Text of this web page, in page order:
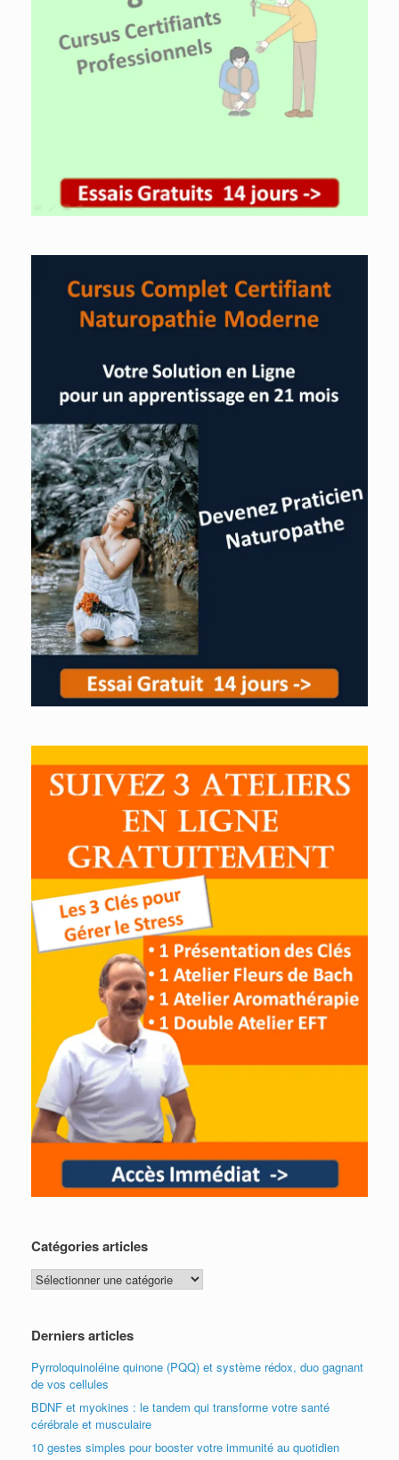
Catégories articles
Catégories
articles
Derniers articles
Pyrroloquinoléine quinone (PQQ) et système rédox, duo gagnant
de vos cellules
BDNF et myokines : le tandem qui transforme votre santé
cérébrale et musculaire
10 gestes simples pour booster votre immunité au quotidien